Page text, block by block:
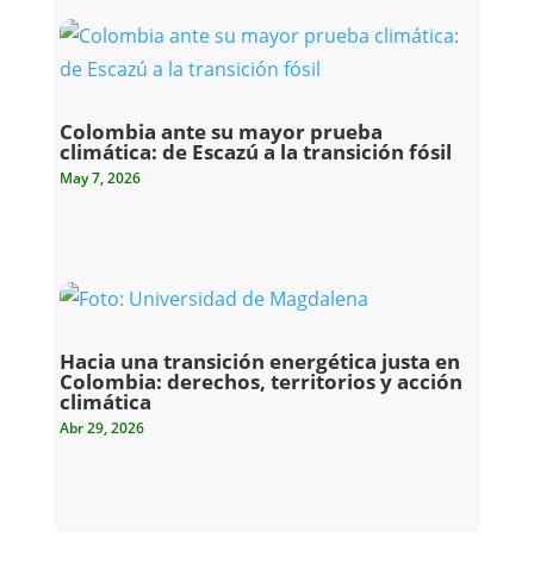
Colombia ante su mayor prueba
climática: de Escazú a la transición fósil
May 7, 2026
Hacia una transición energética justa en
Colombia: derechos, territorios y acción
climática
Abr 29, 2026